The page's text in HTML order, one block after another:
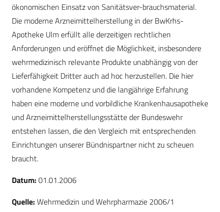
ökonomischen Einsatz von Sanitätsver-brauchsmaterial.
Die moderne Arzneimittelherstellung in der BwKrhs-
Apotheke Ulm erfüllt alle derzeitigen rechtlichen
Anforderungen und eröffnet die Möglichkeit, insbesondere
wehrmedizinisch relevante Produkte unabhängig von der
Lieferfähigkeit Dritter auch ad hoc herzustellen. Die hier
vorhandene Kompetenz und die langjährige Erfahrung
haben eine moderne und vorbildliche Krankenhausapotheke
und Arzneimittelherstellungsstätte der Bundeswehr
entstehen lassen, die den Vergleich mit entsprechenden
Einrichtungen unserer Bündnispartner nicht zu scheuen
braucht.
Datum:01.01.2006
Quelle:Wehrmedizin und Wehrpharmazie 2006/1